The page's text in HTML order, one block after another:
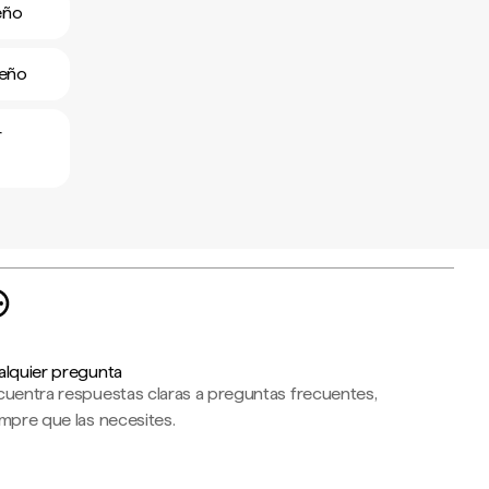
pregunta
respuestas claras a preguntas frecuentes,
que las necesites.